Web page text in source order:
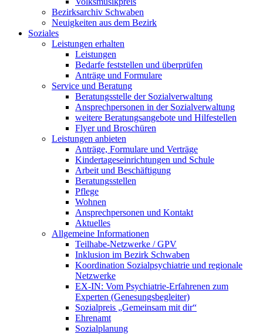
Bezirksarchiv Schwaben
Neuigkeiten aus dem Bezirk
Soziales
Leistungen erhalten
Leistungen
Bedarfe feststellen und überprüfen
Anträge und Formulare
Service und Beratung
Beratungsstelle der Sozialverwaltung
Ansprechpersonen in der Sozialverwaltung
weitere Beratungsangebote und Hilfestellen
Flyer und Broschüren
Leistungen anbieten
Anträge, Formulare und Verträge
Kindertageseinrichtungen und Schule
Arbeit und Beschäftigung
Beratungsstellen
Pflege
Wohnen
Ansprechpersonen und Kontakt
Aktuelles
Allgemeine Informationen
Teilhabe-Netzwerke / GPV
Inklusion im Bezirk Schwaben
Koordination Sozialpsychiatrie und regionale
Netzwerke
EX-IN: Vom Psychiatrie-Erfahrenen zum
Experten (Genesungsbegleiter)
Sozialpreis „Gemeinsam mit dir“
Ehrenamt
Sozialplanung